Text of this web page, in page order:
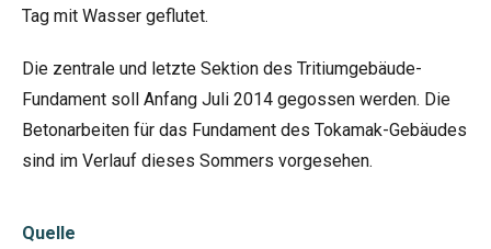
Tag mit Wasser geflutet.
Die zentrale und letzte Sektion des Tritiumgebäude-
Fundament soll Anfang Juli 2014 gegossen werden. Die
Betonarbeiten für das Fundament des Tokamak-Gebäudes
sind im Verlauf dieses Sommers vorgesehen.
Quelle